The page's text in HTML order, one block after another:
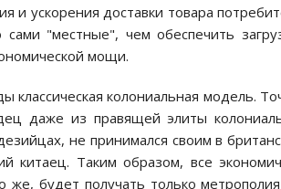
и ускорения доставки товара
"местные", чем обеспечить
мощи.
классическая колониальная модель.
даже из правящей элиты
не принимался своим в
китаец. Таким образом, все
будет получать только